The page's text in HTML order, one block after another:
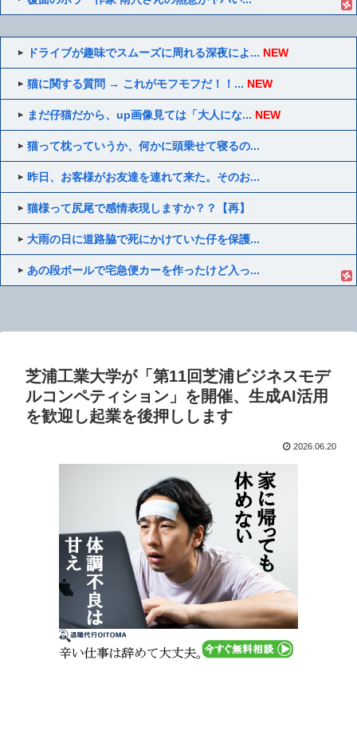
ドライブが趣味でスムーズに周れる深夜によ... NEW
猫に関する質問 → これがモフモフだ！！... NEW
まだ仔猫だから、up画像見ては「大人にな... NEW
猫って枕っていうか、何かに頭乗せて寝るの...
昨日、お客様がお友達を連れて来た。そのお...
猫様って尻尾で感情表現しますか？？【再】
大雨の日に道路脇で死にかけていた仔を保護...
あの段ボールで宅急便カーを作ったけど入っ...
芝浦工業大学が「第11回芝浦ビジネスモデ
ルコンペティション」を開催、生成AI活用
を歓迎し起業を後押しします
2026.06.20